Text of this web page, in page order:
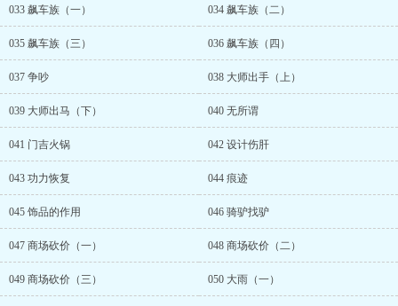
033 飙车族（一） 034 飙车族（二）
035 飙车族（三） 036 飙车族（四）
037 争吵 038 大师出手（上）
039 大师出马（下） 040 无所谓
041 门吉火锅 042 设计伤肝
043 功力恢复 044 痕迹
045 饰品的作用 046 骑驴找驴
047 商场砍价（一） 048 商场砍价（二）
049 商场砍价（三） 050 大雨（一）